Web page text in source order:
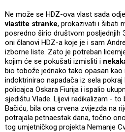
Ne može se HDZ-ova vlast sada
vlastite stranke, prokazivati i šibati
posredno širio društvom posljednjih
oni članovi HDZ-a koje je i sam
izborne liste. Zato je potreban
kojim će se pokušati izmisliti i
bio tobože jednako tako opasan kao
indoktrinirao napadača iz sela
policajca Oskara Fiurija i ispalio
sjedištu Vlade. Lijevi radikalizam - to
Bačiću, bila ona crvena zvijezda na
potrajala petnaestak dana, točno
tog umjetničkog projekta Nemanje